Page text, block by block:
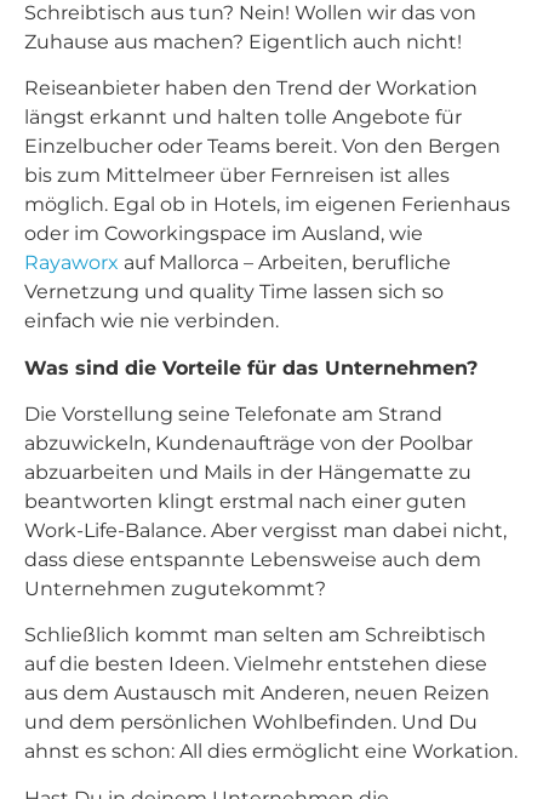
Schreibtisch aus tun? Nein! Wollen wir das von
Zuhause aus machen? Eigentlich auch nicht!
Reiseanbieter haben den Trend der Workation
längst erkannt und halten tolle Angebote für
Einzelbucher oder Teams bereit. Von den Bergen
bis zum Mittelmeer über Fernreisen ist alles
möglich. Egal ob in Hotels, im eigenen Ferienhaus
oder im Coworkingspace im Ausland, wie
Rayaworx auf Mallorca – Arbeiten, berufliche
Vernetzung und quality Time lassen sich so
einfach wie nie verbinden.
Was sind die Vorteile für das Unternehmen?
Die Vorstellung seine Telefonate am Strand
abzuwickeln, Kundenaufträge von der Poolbar
abzuarbeiten und Mails in der Hängematte zu
beantworten klingt erstmal nach einer guten
Work-Life-Balance. Aber vergisst man dabei nicht,
dass diese entspannte Lebensweise auch dem
Unternehmen zugutekommt?
Schließlich kommt man selten am Schreibtisch
auf die besten Ideen. Vielmehr entstehen diese
aus dem Austausch mit Anderen, neuen Reizen
und dem persönlichen Wohlbefinden. Und Du
ahnst es schon: All dies ermöglicht eine Workation.